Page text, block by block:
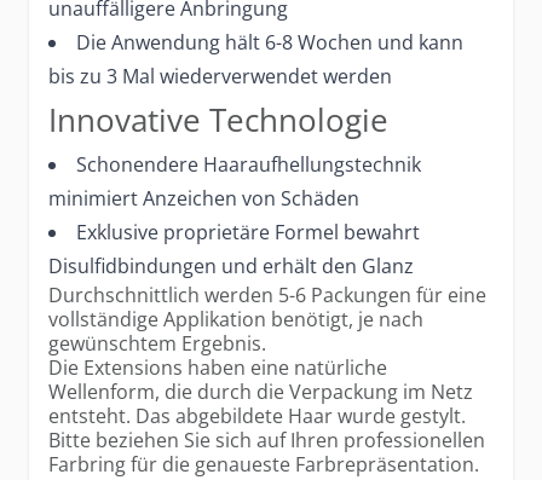
unauffälligere Anbringung
Die Anwendung hält 6-8 Wochen und kann
bis zu 3 Mal wiederverwendet werden
Innovative Technologie
Schonendere Haaraufhellungstechnik
minimiert Anzeichen von Schäden
Exklusive proprietäre Formel bewahrt
Disulfidbindungen und erhält den Glanz
Durchschnittlich werden 5-6 Packungen für eine
vollständige Applikation benötigt, je nach
gewünschtem Ergebnis.
Die Extensions haben eine natürliche
Wellenform, die durch die Verpackung im Netz
entsteht. Das abgebildete Haar wurde gestylt.
Bitte beziehen Sie sich auf Ihren professionellen
Farbring für die genaueste Farbrepräsentation.